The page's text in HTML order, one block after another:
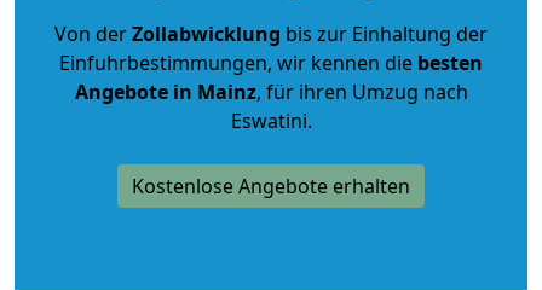
Von derZollabwicklung bis zur Einhaltung der
Einfuhrbestimmungen, wir kennen die besten
Angebote in Mainz, für ihren Umzug nach
Eswatini.
Kostenlose Angebote erhalten